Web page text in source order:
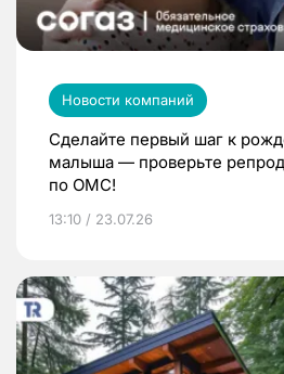
Новости компаний
Сделайте первый шаг к
малыша — проверьте
по ОМС!
13:10 / 23.07.26